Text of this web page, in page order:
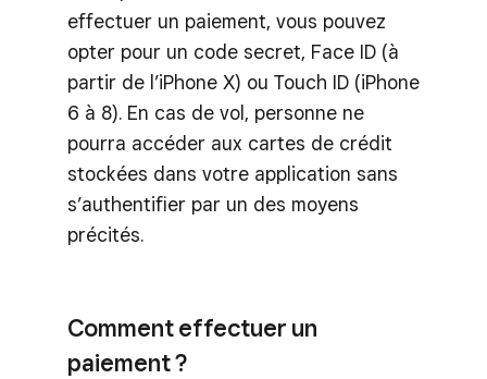
effectuer un paiement, vous pouvez
opter pour un code secret, Face ID (à
partir de l’iPhone X) ou Touch ID (iPhone
6 à 8). En cas de vol, personne ne
pourra accéder aux cartes de crédit
stockées dans votre application sans
s’authentifier par un des moyens
précités.
Comment effectuer un
paiement ?